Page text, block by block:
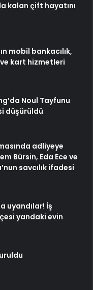
kalan çift hayatını
mobil bankacılık,
ve kart hizmetleri
Noul Tayfunu
düşürüldü
adliyeye
Bürsin, Eda Ece ve
savcılık ifadesi
uyandılar! İş
yandaki evin